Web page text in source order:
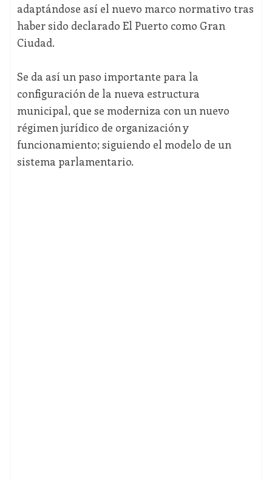
adaptándose así el nuevo marco normativo tras
haber sido declarado El Puerto como Gran
Ciudad.
Se da así un paso importante para la
configuración de la nueva estructura
municipal, que se moderniza con un nuevo
régimen jurídico de organización y
funcionamiento; siguiendo el modelo de un
sistema parlamentario.